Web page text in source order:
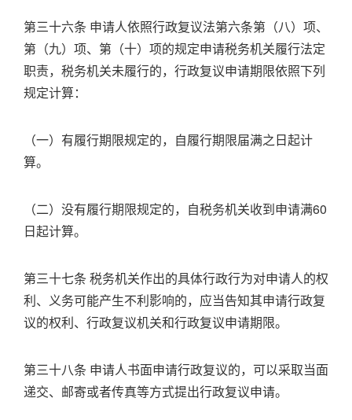
第三十六条 申请人依照行政复议法第六条第（八）项、
第（九）项、第（十）项的规定申请税务机关履行法定
职责，税务机关未履行的，行政复议申请期限依照下列
规定计算：
（一）有履行期限规定的，自履行期限届满之日起计
算。
（二）没有履行期限规定的，自税务机关收到申请满60
日起计算。
第三十七条 税务机关作出的具体行政行为对申请人的权
利、义务可能产生不利影响的，应当告知其申请行政复
议的权利、行政复议机关和行政复议申请期限。
第三十八条 申请人书面申请行政复议的，可以采取当面
递交、邮寄或者传真等方式提出行政复议申请。